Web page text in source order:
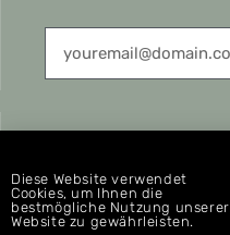
CONNECT
Diese Website verwendet
Cookies, um Ihnen die
bestmögliche Nutzung unserer
Website zu gewährleisten.